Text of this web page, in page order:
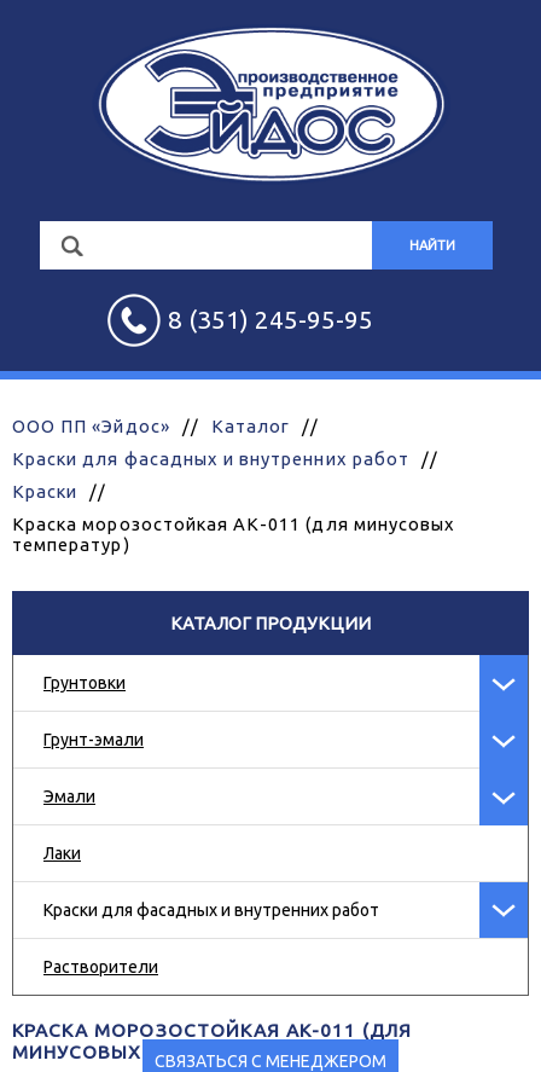
НАЙТИ
8 (351) 245-95-95
ООО ПП «Эйдос» // Каталог
//
Краски для фасадных и внутренних работ
//
Краски
//
Краска морозостойкая АК-011 (для минусовых
температур)
КАТАЛОГ ПРОДУКЦИИ
Грунтовки
Грунт-эмали
Эмали
Лаки
Краски для фасадных и внутренних работ
Растворители
КРАСКА МОРОЗОСТОЙКАЯ АК-011 (ДЛЯ
МИНУСОВЫХ ТЕМПЕРАТУР)
СВЯЗАТЬСЯ С МЕНЕДЖЕРОМ